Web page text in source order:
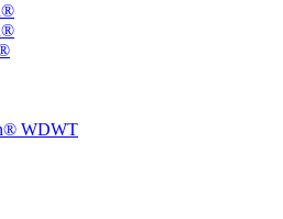
WDWT